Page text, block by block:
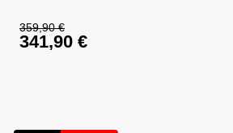
359,90€
Izvorna cijena bila je:
341,90 €